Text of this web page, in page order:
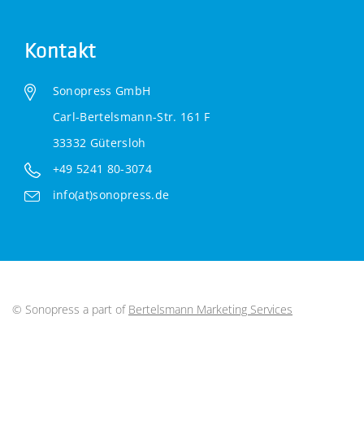
Kontakt
Sonopress GmbH
Carl-Bertelsmann-Str. 161 F
33332 Gütersloh
+49 5241 80-3074
info(at)sonopress.de
© Sonopress a part of Bertelsmann Marketing Services